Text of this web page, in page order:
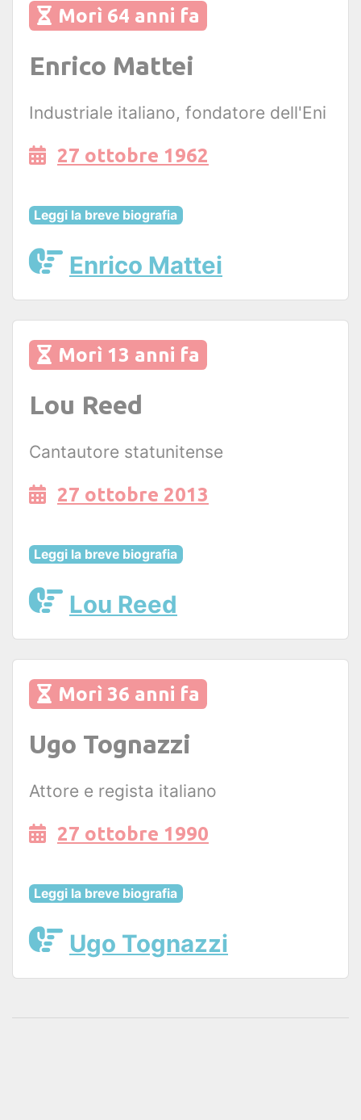
Morì 64 anni fa
Enrico Mattei
Industriale italiano, fondatore dell'Eni
27 ottobre 1962
Leggi la breve biografia
Enrico Mattei
Morì 13 anni fa
Lou Reed
Cantautore statunitense
27 ottobre 2013
Leggi la breve biografia
Lou Reed
Morì 36 anni fa
Ugo Tognazzi
Attore e regista italiano
27 ottobre 1990
Leggi la breve biografia
Ugo Tognazzi